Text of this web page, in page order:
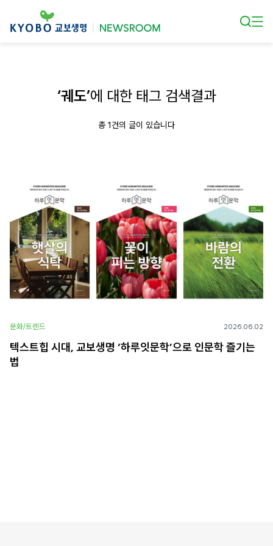
‘궤도’에 대한 태그 검색결과
총 1건의 글이 있습니다
문화/트렌드 2026.06.02
텍스트힙 시대, 교보생명 ‘하루잇문학’으로 인문학 즐기는
법